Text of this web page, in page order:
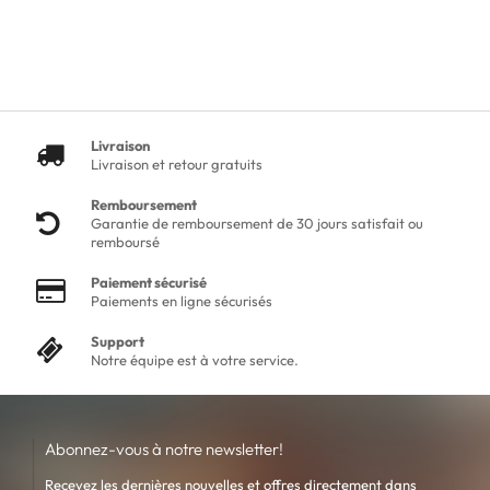
Livraison
Livraison et retour gratuits
Remboursement
Garantie de remboursement de 30 jours satisfait ou
remboursé
Paiement sécurisé
Paiements en ligne sécurisés
Support
Notre équipe est à votre service.
Abonnez-vous à notre newsletter!
Recevez les dernières nouvelles et offres directement dans